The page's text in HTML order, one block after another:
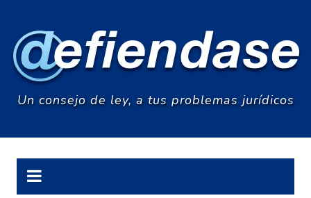
contenido
Un consejo de ley, a tus problemas jurídicos